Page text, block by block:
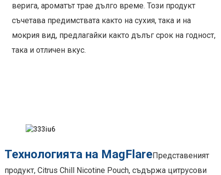
верига, ароматът трае дълго време. Този продукт
съчетава предимствата както на сухия, така и на
мокрия вид, предлагайки както дълъг срок на годност,
така и отличен вкус.
Технологията на MagFlareПредставеният
продукт, Citrus Chill Nicotine Pouch, съдържа цитрусови